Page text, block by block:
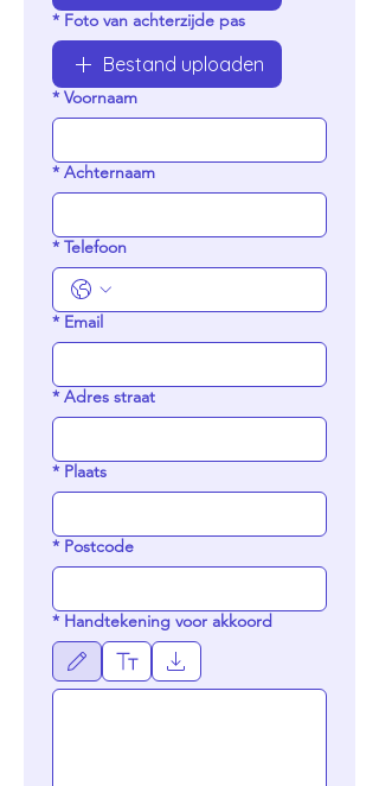
* Foto van achterzijde pas
Bestand uploaden
* Voornaam
* Achternaam
* Telefoon
* Email
* Adres straat
* Plaats
* Postcode
* Handtekening voor akkoord
Tekenmodus geselecteerd. Voor tekenen heb je een